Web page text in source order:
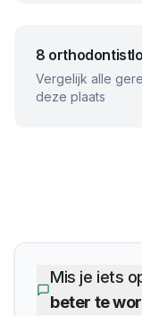
8
Vergelijk alle
deze plaats
Mis je iets
beter te